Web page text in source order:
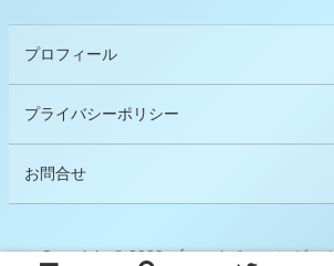
プロフィール
プライバシーポリシー
お問合せ
Copyright © 2022 ブロックチェーンゲー